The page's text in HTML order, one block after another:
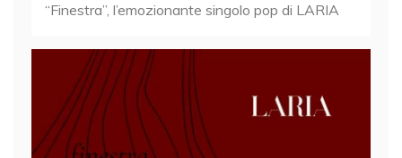
“Finestra”, l’emozionante singolo pop di LARIA